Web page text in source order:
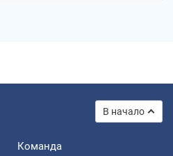
В начало
Команда